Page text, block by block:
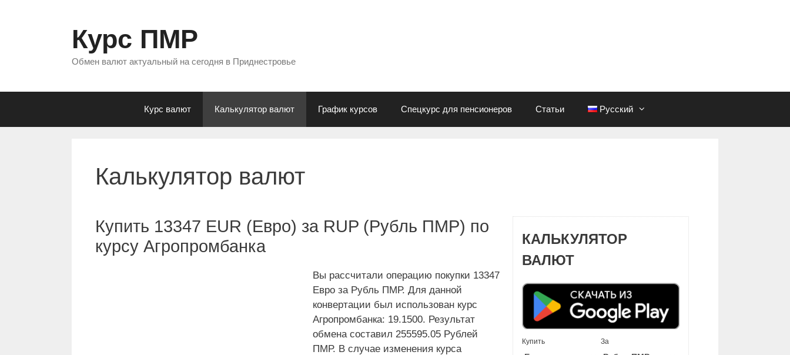
Курс ПМР
Обмен валют актуальный на сегодня в Приднестровье
Курс валют Калькулятор валют График курсов Спецкурс для пенсионеров Статьи Русский
Калькулятор валют
Купить 13347 EUR (Евро) за RUP (Рубль ПМР) по
курсу Агропромбанка
Вы рассчитали операцию покупки 13347
Евро за Рубль ПМР. Для данной
конвертации был использован курс
Агропромбанка: 19.1500. Результат
обмена составил 255595.05 Рублей
ПМР. В случае изменения курса
КАЛЬКУЛЯТОР
ВАЛЮТ
Купить За